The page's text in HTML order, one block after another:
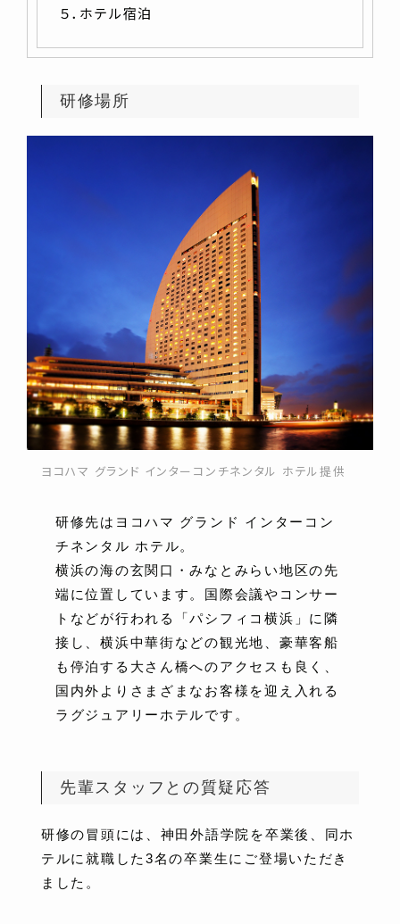
５．ホテル宿泊
研修場所
ヨコハマ グランド インターコンチネンタル ホテル提供
研修先はヨコハマ グランド インターコン
チネンタル ホテル。
横浜の海の玄関口・みなとみらい地区の先
端に位置しています。国際会議やコンサー
トなどが行われる「パシフィコ横浜」に隣
接し、横浜中華街などの観光地、豪華客船
も停泊する大さん橋へのアクセスも良く、
国内外よりさまざまなお客様を迎え入れる
ラグジュアリーホテルです。
先輩スタッフとの質疑応答
研修の冒頭には、神田外語学院を卒業後、同ホ
テルに就職した3名の卒業生にご登場いただき
ました。